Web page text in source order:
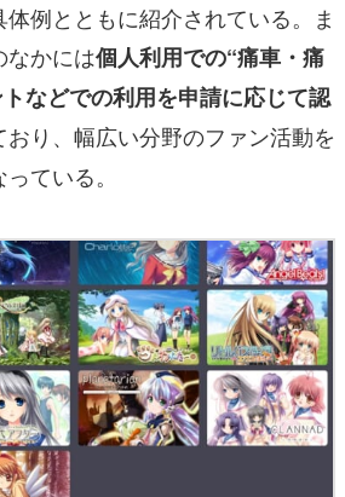
例とともに紹介されている。ま
なかには個人利用での“痛車・痛
などでの利用を申請に応じて認
おり、幅広い分野のファン活動を
ている。